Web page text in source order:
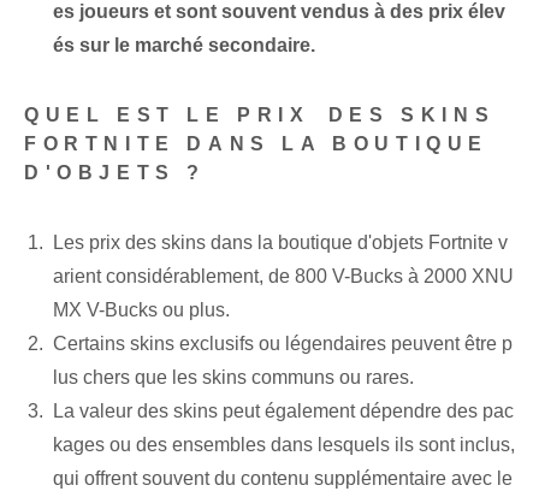
es joueurs et sont souvent vendus à des prix élev
és sur le marché secondaire.
QUEL EST LE PRIX⁢ DES SKINS
FORTNITE DANS LA BOUTIQUE
D'OBJETS ?
Les prix des skins dans la boutique d'objets Fortnite v
arient considérablement, de 800 V-Bucks à 2000 XNU
MX V-Bucks ou plus.
Certains skins exclusifs ou légendaires peuvent être p
lus chers que les skins communs ou rares.
La valeur des skins peut également dépendre des pac
kages ou des ensembles dans lesquels ils sont inclus,
qui offrent souvent du contenu supplémentaire avec le